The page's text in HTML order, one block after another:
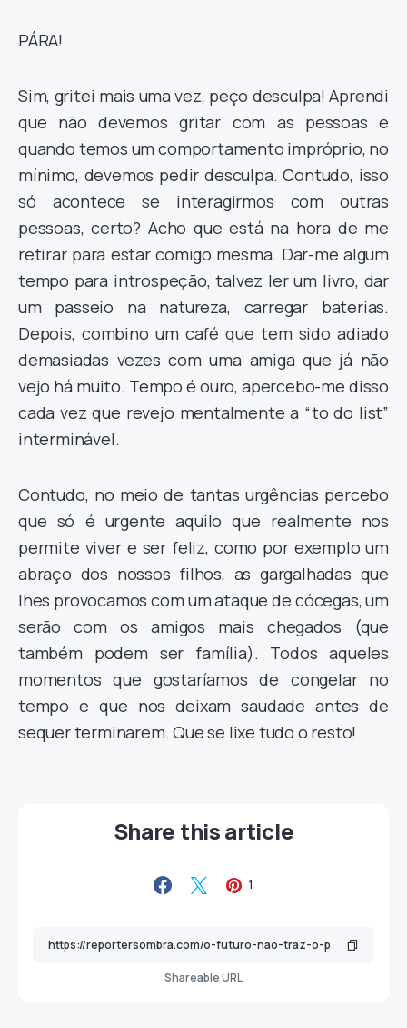
PÁRA!
Sim, gritei mais uma vez, peço desculpa! Aprendi
que não devemos gritar com as pessoas e
quando temos um comportamento impróprio, no
mínimo, devemos pedir desculpa. Contudo, isso
só acontece se interagirmos com outras
pessoas, certo? Acho que está na hora de me
retirar para estar comigo mesma. Dar-me algum
tempo para introspeção, talvez ler um livro, dar
um passeio na natureza, carregar baterias.
Depois, combino um café que tem sido adiado
demasiadas vezes com uma amiga que já não
vejo há muito. Tempo é ouro, apercebo-me disso
cada vez que revejo mentalmente a “to do list”
interminável.
Contudo, no meio de tantas urgências percebo
que só é urgente aquilo que realmente nos
permite viver e ser feliz, como por exemplo um
abraço dos nossos filhos, as gargalhadas que
lhes provocamos com um ataque de cócegas, um
serão com os amigos mais chegados (que
também podem ser família). Todos aqueles
momentos que gostaríamos de congelar no
tempo e que nos deixam saudade antes de
sequer terminarem. Que se lixe tudo o resto!
Share this article
1
Shareable URL